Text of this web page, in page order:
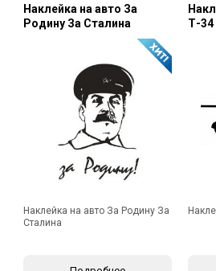
Наклейка на авто За
Родину За Сталина
Наклейка на авто За Родину За
Сталина
Т-34